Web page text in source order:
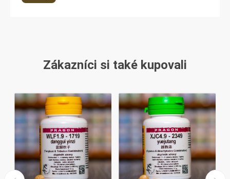
Zákazníci si také kupovali